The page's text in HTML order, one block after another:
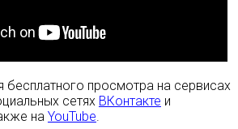
бесплатного просмотра на сервисах
сетях ВКонтакте и
на YouTube.